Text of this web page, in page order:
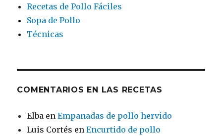
Recetas de Pollo Fáciles
Sopa de Pollo
Técnicas
COMENTARIOS EN LAS RECETAS
Elba enEmpanadas de pollo hervido
Luis Cortés enEncurtido de pollo